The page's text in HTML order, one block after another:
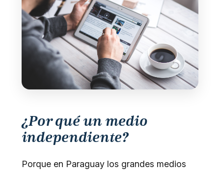
¿Por qué un medio
independiente?
Porque en Paraguay los grandes medios